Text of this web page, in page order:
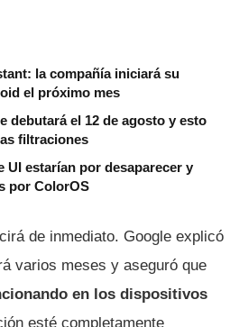
la compañía iniciará su
el próximo mes
debutará el 12 de agosto y esto
filtraciones
UI estarían por desaparecer y
por ColorOS
de inmediato. Google explicó
varios meses y aseguró que
en los dispositivos
esté completamente